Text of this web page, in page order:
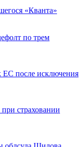
«Кванта»
по трем
ЕС после исключения
страховании